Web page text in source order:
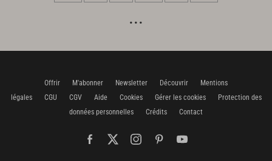
Offrir M'abonner Newsletter Découvrir
Mentions
légales
CGU CGV Aide Cookies Gérer les cookies
Protection des
données personnelles
Crédits Contact